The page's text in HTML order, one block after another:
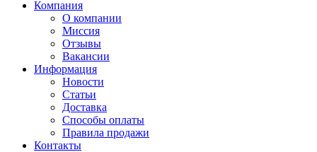
Компания
О компании
Миссия
Отзывы
Вакансии
Информация
Новости
Статьи
Доставка
Способы оплаты
Правила продажи
Контакты